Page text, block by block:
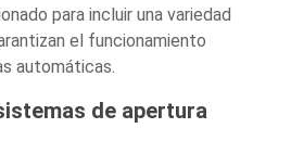
para incluir una variedad
el funcionamiento
automáticas.
de apertura